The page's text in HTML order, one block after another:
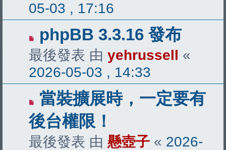
05-03 , 17:16
phpBB 3.3.16 發布
最後發表 由 yehrussell «
2026-05-03 , 14:33
當裝擴展時，一定要有
後台權限！
最後發表 由 懸壺子 « 2026-